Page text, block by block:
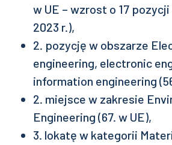
w UE – wzrost o 17
2023 r.),
2. pozycję w obszarze
engineering, electronic
information engineering
2. miejsce w zakresie
Engineering (67. w UE),
3. lokatę w kategorii